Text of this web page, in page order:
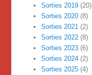
Sorties 2019(20)
Sorties 2020(8)
Sorties 2021 (2)
Sorties 2022(8)
Sorties 2023(6)
Sorties 2024(2)
Sorties 2025(4)